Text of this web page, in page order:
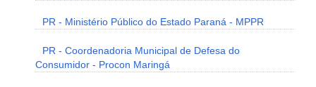
PR - Ministério Público do Estado Paraná - MPPR
PR - Coordenadoria Municipal de Defesa do
Consumidor - Procon Maringá